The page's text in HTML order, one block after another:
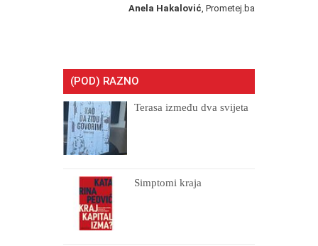
Anela Hakalović , Prometej.ba
(POD) RAZNO
Terasa između dva svijeta
Simptomi kraja